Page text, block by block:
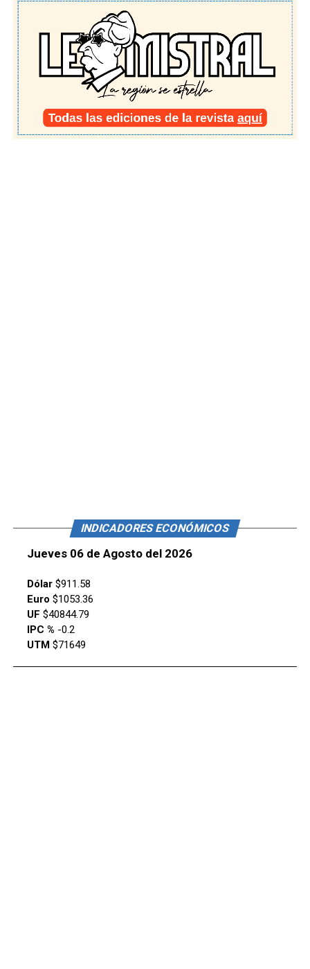
INDICADORES ECONÓMICOS
Jueves 06 de Agosto del 2026
Dólar$911.58
Euro $1053.36
UF $40844.79
IPC % -0.2
UTM$71649